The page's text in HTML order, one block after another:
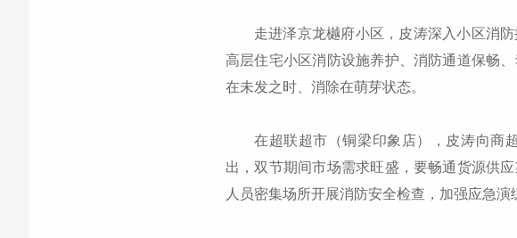
走进泽京龙樾府小区，皮涛深入小区消
高层住宅小区消防设施养护、消防通道保畅
在未发之时、消除在萌芽状态。
在超联超市（铜梁印象店），皮涛向商
出，双节期间市场需求旺盛，要畅通货源供
人员密集场所开展消防安全检查，加强应急